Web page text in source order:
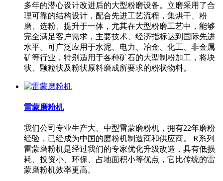
多年的潜心设计改进后的大型粉磨设备。立磨采用了合
理可靠的结构设计，配合先进工艺流程，集烘干、粉
磨、选粉、提升于一体，尤其在大型粉磨工艺中，能够
完全满足客户需求，主要技术、经济指标达到国际先进
水平。可广泛应用于水泥、电力、冶金、化工、非金属
矿等行业，特别适用于各种矿石的大型制粉加工，将块
状、颗粒状及粉状原料磨成所要求的粉状物料。
雷蒙磨粉机
我们公司专业生产大、中型雷蒙磨粉机，拥有22年磨粉
经验，已经成为中国的磨粉机制造商和供应商。 R系列
雷蒙磨粉机是经过我们的专家优化升级改造，具有低损
耗、投资小、环保、占地面积小等优点，它比传统的雷
蒙磨粉机效率更高。